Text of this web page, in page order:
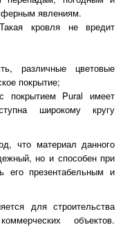
явлениям.
Такая кровля не вредит
различные цветовые
покрытие;
покрытием Pural имеет
широкому кругу
что материал данного
но и способен при
его презентабельным и
для строительства
объектов.